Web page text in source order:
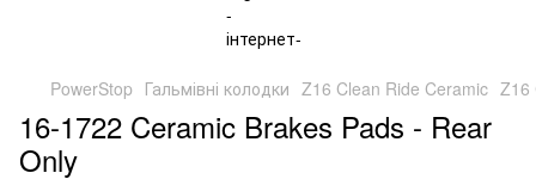
PowerStop Гальмівні колодки Z16 Clean Ride Ceramic Z16
16-1722 Ceramic Brakes Pads - Rear
Only